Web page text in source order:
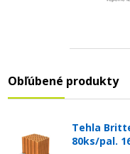
Obľúbené produkty
Tehla
80ks/pal.